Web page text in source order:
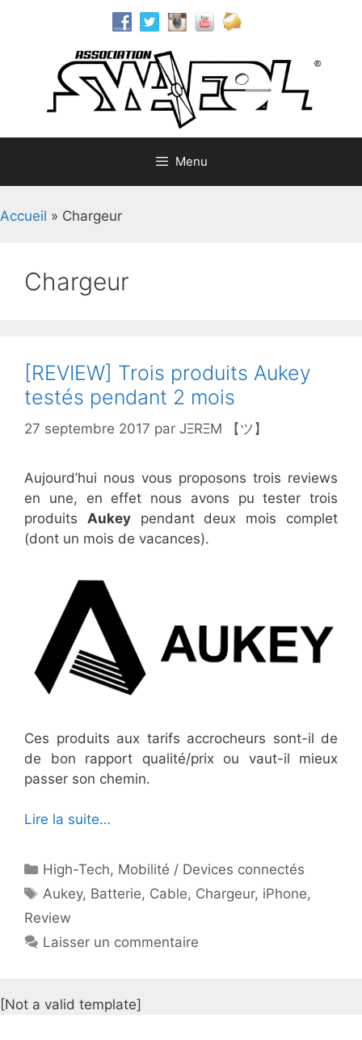
Menu
Accueil » Chargeur
Chargeur
[REVIEW] Trois produits Aukey
testés pendant 2 mois
27 septembre 2017 par JΞRΞM 【ツ】
Aujourd’hui nous vous proposons trois reviews
en une, en effet nous avons pu tester trois
produits Aukeypendant deux mois complet
(dont un mois de vacances).
Ces produits aux tarifs accrocheurs sont-il de
de bon rapport qualité/prix ou vaut-il mieux
passer son chemin.
Lire la suite…
Catégories
High-Tech, Mobilité / Devices connectés
Étiquettes
Aukey, Batterie, Cable, Chargeur, iPhone,
Review
Laisser un commentaire
[Not a valid template]